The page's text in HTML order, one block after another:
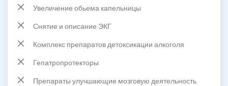
Увеличение обьема капельницы
Снятие и описание ЭКГ
Комплекс препаратов детоксикации алкоголя
Гепатропротекторы
Препараты улучшающие мозговую деятельность